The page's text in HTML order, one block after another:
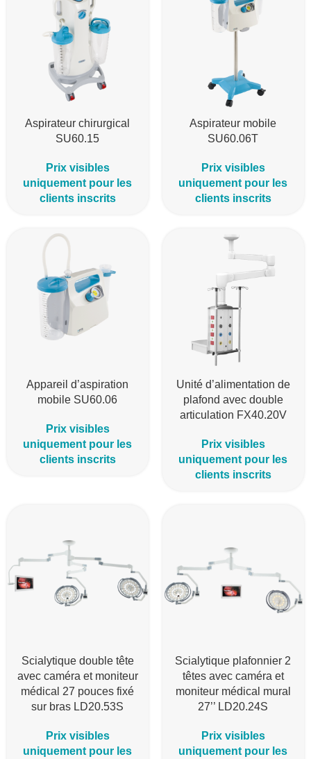
Aspirateur chirurgical
SU60.15
Prix visibles
uniquement pour les
clients inscrits
Aspirateur mobile
SU60.06T
Prix visibles
uniquement pour les
clients inscrits
Appareil d’aspiration
mobile SU60.06
Prix visibles
uniquement pour les
clients inscrits
Unité d’alimentation de
plafond avec double
articulation FX40.20V
Prix visibles
uniquement pour les
clients inscrits
Scialytique double tête
avec caméra et moniteur
médical 27 pouces fixé
sur bras LD20.53S
Prix visibles
uniquement pour les
Scialytique plafonnier 2
têtes avec caméra et
moniteur médical mural
27’’ LD20.24S
Prix visibles
uniquement pour les